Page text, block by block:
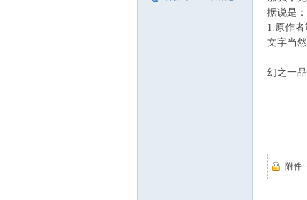
据说是：
1.原作
文字当
幻之一
附件: